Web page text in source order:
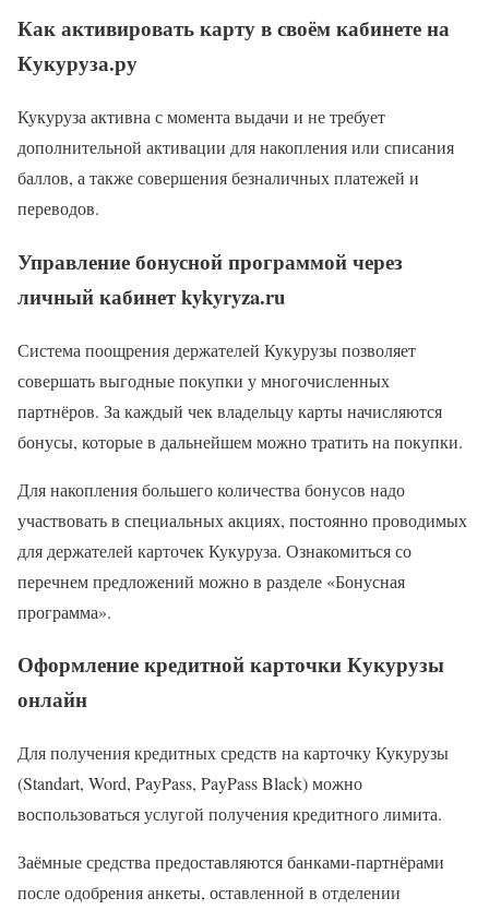
Как активировать карту в своём кабинете на
Кукуруза.ру
Кукуруза активна с момента выдачи и не требует
дополнительной активации для накопления или списания
баллов, а также совершения безналичных платежей и
переводов.
Управление бонусной программой через
личный кабинет kykyryza.ru
Система поощрения держателей Кукурузы позволяет
совершать выгодные покупки у многочисленных
партнёров. За каждый чек владельцу карты начисляются
бонусы, которые в дальнейшем можно тратить на покупки.
Для накопления большего количества бонусов надо
участвовать в специальных акциях, постоянно проводимых
для держателей карточек Кукуруза. Ознакомиться со
перечнем предложений можно в разделе «Бонусная
программа».
Оформление кредитной карточки Кукурузы
онлайн
Для получения кредитных средств на карточку Кукурузы
(Standart, Word, PayPass, PayPass Black) можно
воспользоваться услугой получения кредитного лимита.
Заёмные средства предоставляются банками-партнёрами
после одобрения анкеты, оставленной в отделении